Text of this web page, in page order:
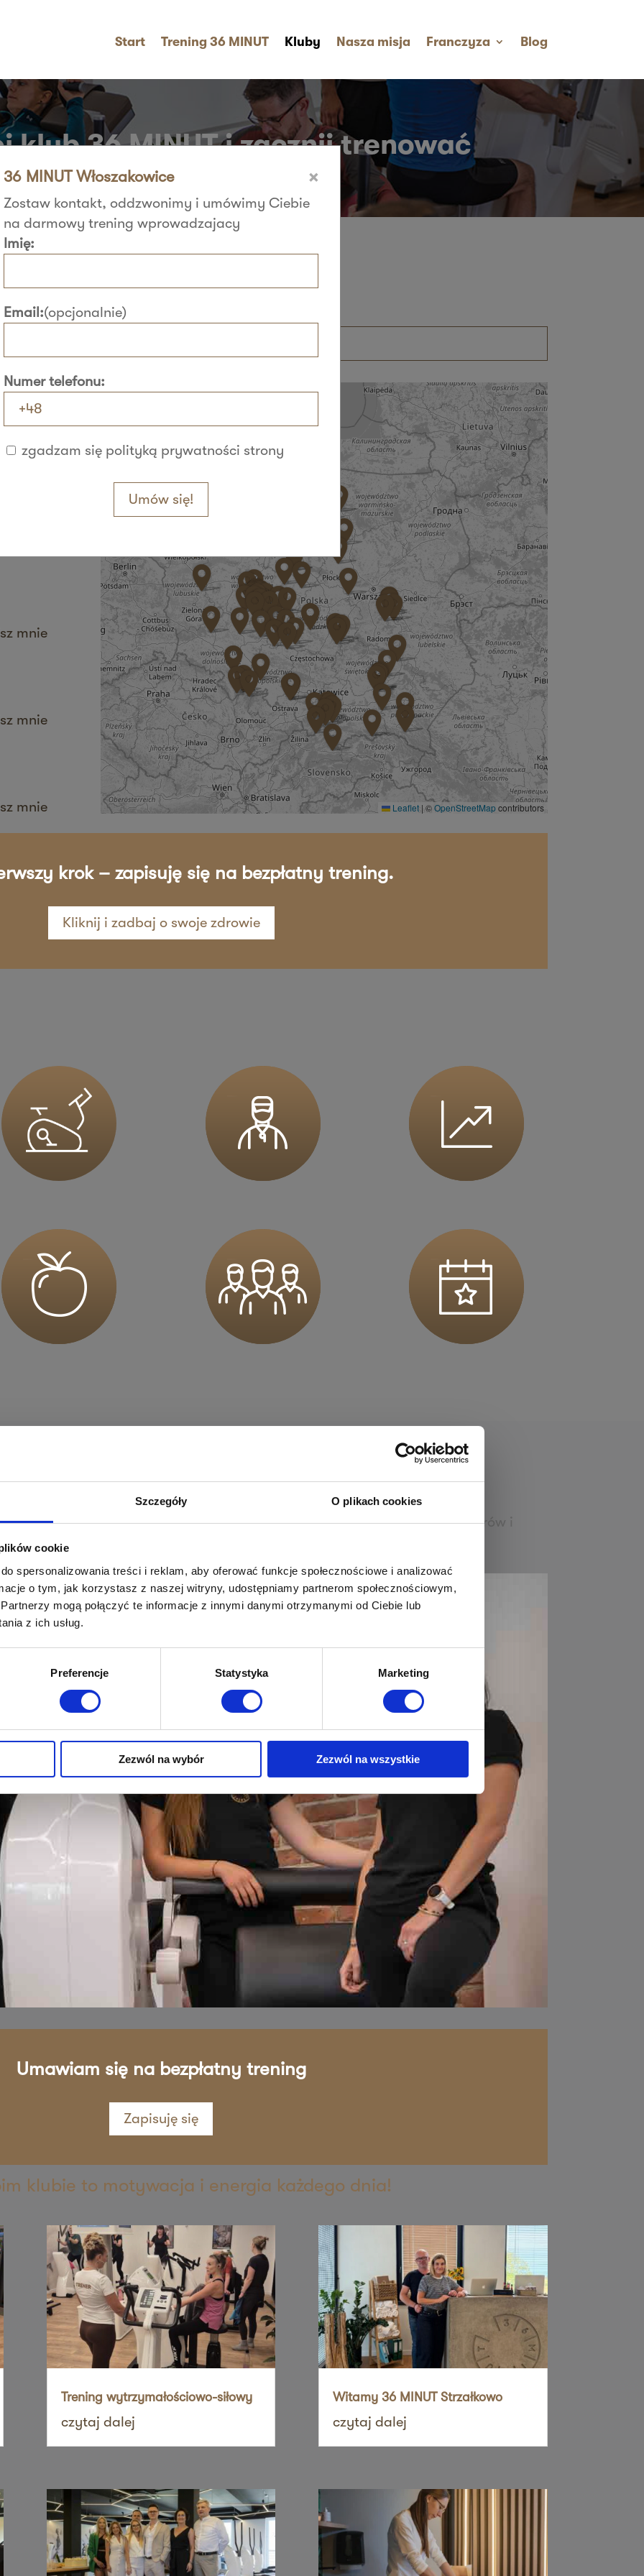
Szczegóły O plikach cookies
cookie
spersonalizowania treści i reklam, aby oferować funkcje społecznościowe i analizować
o tym, jak korzystasz z naszej witryny, udostępniamy partnerom społecznościowym,
mogą połączyć te informacje z innymi danymi otrzymanymi od Ciebie lub
z ich usług.
Preferencje Statystyka Marketing
Zezwól na wybór Zezwól na wszystkie
Start Trening 36 MINUT Kluby Nasza misja Franczyza Blog
klub 36 MINUT i zacznij trenować​
mnie
mnie
mnie
mnie
mnie
mnie
mnie
mnie
mnie
mnie
mnie
mnie
mnie
mnie
mnie
−
Leaflet | ©OpenStreetMapcontributors
×
36 MINUT Włoszakowice
Zostaw kontakt, oddzwonimy i umówimy Ciebie
na darmowy trening wprowadzajacy
Imię:
Email:(opcjonalnie)
Numer telefonu:
zgadzam się polityką prywatności strony
Umów się!
krok – zapisuję się na bezpłatny trening.
Kliknij i zadbaj o swoje zdrowie
Twój trening.
osoby gotowe pomóc Ci osiągnąć Twoje cele. Nasz zespół fizjotrenerów i
bezpiecznie i zmotywowana do działania.
Umawiam się na bezpłatny trening
Zapisuję się
klubie to motywacja i energia każdego dnia!
Trening wytrzymałościowo-siłowy
czytaj dalej
Witamy 36 MINUT Strzałkowo
czytaj dalej